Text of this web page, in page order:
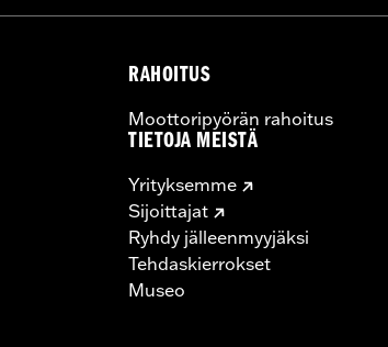
RAHOITUS
Moottoripyörän rahoitus
TIETOJA MEISTÄ
Yrityksemme
Sijoittajat
Ryhdy jälleenmyyjäksi
Tehdaskierrokset
Museo